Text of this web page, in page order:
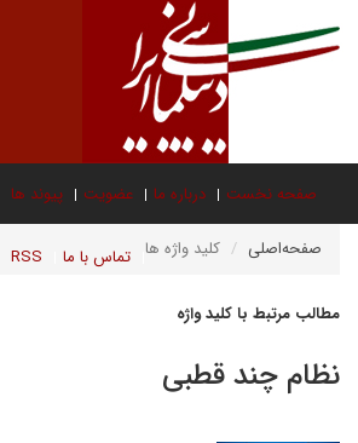
صفحه نخست درباره ما عضویت پیوند ها
تماس با ما RSS صفحه‌اصلی کلید واژه ها
مطالب مرتبط با کلید واژه
نظام چند قطبی